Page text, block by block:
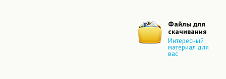
Файлы для
скачивания
Интересный
материал для
вас